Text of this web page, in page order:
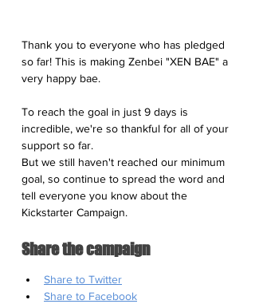
Thank you to everyone who has pledged
so far! This is making Zenbei "XEN BAE" a
very happy bae.
To reach the goal in just 9 days is
incredible, we're so thankful for all of your
support so far.
But we still haven't reached our minimum
goal, so continue to spread the word and
tell everyone you know about the
Kickstarter Campaign.
Share the campaign
Share to Twitter
Share to Facebook